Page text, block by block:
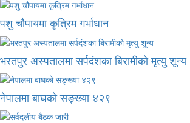
पशु चौपायमा कृत्रिम गर्भाधान
भरतपुर अस्पतालमा सर्पदंशका बिरामीको मृत्यु शून्य
नेपालमा बाघको सङ्ख्या ४२९